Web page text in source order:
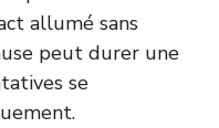
allumé sans
peut durer une
se